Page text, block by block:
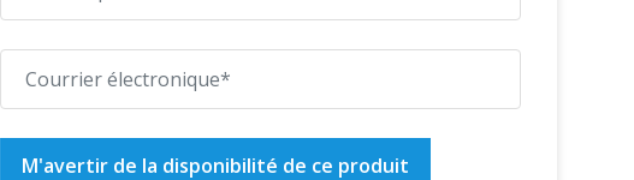
M'avertir de la disponibilité de ce produit